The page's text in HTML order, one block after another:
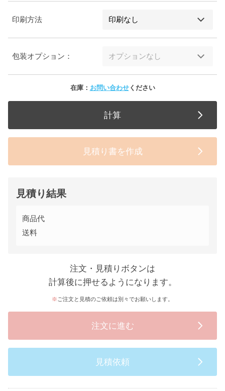
印刷方法
包装オプション：
在庫： お問い合わせください
計算
見積り書を作成
見積り結果
商品代
送料
注文・見積りボタンは
計算後に押せるようになります。
ご注文と見積のご依頼は別々でお願いします。
注文に進む
見積依頼